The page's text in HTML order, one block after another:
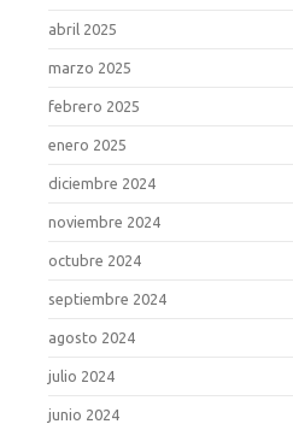
abril 2025
marzo 2025
febrero 2025
enero 2025
diciembre 2024
noviembre 2024
octubre 2024
septiembre 2024
agosto 2024
julio 2024
junio 2024